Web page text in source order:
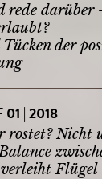
rede
der
01 | 2018
rostet? Nicht
Flügel